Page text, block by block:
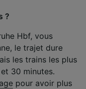
?
Hbf, vous
le trajet dure
les trains les plus
30 minutes.
pour avoir plus